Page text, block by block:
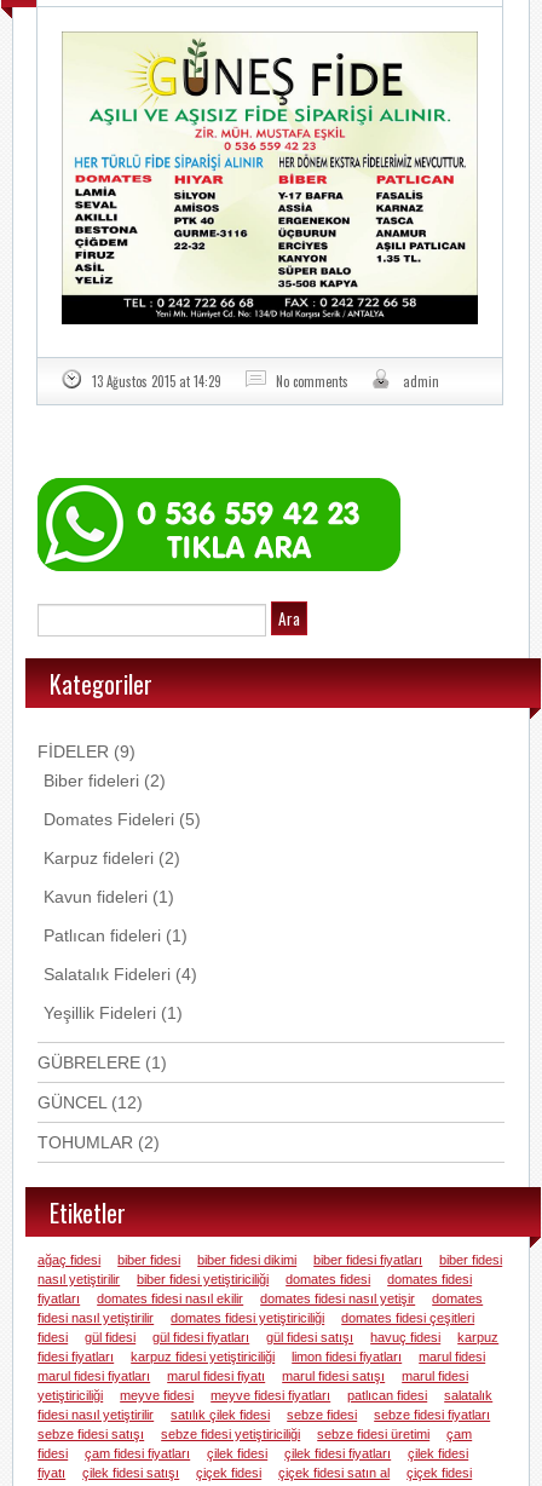
13 Ağustos 2015 at 14:29 No comments admin
Kategoriler
FİDELER (9)
Biber fideleri (2)
Domates Fideleri (5)
Karpuz fideleri (2)
Kavun fideleri (1)
Patlıcan fideleri (1)
Salatalık Fideleri (4)
Yeşillik Fideleri (1)
GÜBRELERE (1)
GÜNCEL(12)
TOHUMLAR (2)
Etiketler
ağaç fidesi biber fidesi biber fidesi dikimi biber fidesi fiyatları
biber fidesi
nasıl yetiştirilir
biber fidesi yetiştiriciliği domates fidesi
domates fidesi
fiyatları
domates fidesi nasıl ekilir domates fidesi nasıl yetişir
domates
fidesi nasıl yetiştirilir
domates fidesi yetiştiriciliği
domates fidesi çeşitleri
fidesi
gül fidesi gül fidesi fiyatları gül fidesi satışı havuç fidesi
karpuz
fidesi fiyatları
karpuz fidesi yetiştiriciliği limon fidesi fiyatları
marul fidesi
marul fidesi fiyatları
marul fidesi fiyatı marul fidesi satışı
marul fidesi
yetiştiriciliği
meyve fidesi meyve fidesi fiyatları patlıcan fidesi
salatalık
fidesi nasıl yetiştirilir
satılık çilek fidesi sebze fidesi
sebze fidesi fiyatları
sebze fidesi satışı
sebze fidesi yetiştiriciliği sebze fidesi üretimi
çam
fidesi
çam fidesi fiyatları çilek fidesi çilek fidesi fiyatları
çilek fidesi
fiyatı
çilek fidesi satışı çiçek fidesi çiçek fidesi satın al
çiçek fidesi